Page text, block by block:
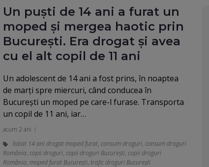
Un puști de 14 ani a furat un
moped și mergea haotic prin
București. Era drogat și avea
cu el alt copil de 11 ani
Un adolescent de 14 ani a fost prins, în noaptea
de marţi spre miercuri, când conducea în
Bucureşti un moped pe care-l furase. Transporta
un copil de 11 ani, iar…
acum 2 ani
băiat 14 ani drogat moped furat, consum droguri, consum droguri
România, copii droguri, copii droguri București, copii droguri
România, moped furat Bucureşti, trafic droguri București